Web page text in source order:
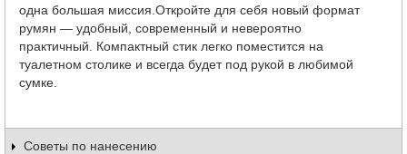
одна большая миссия.Откройте для себя новый формат
румян — удобный, современный и невероятно
практичный. Компактный стик легко поместится на
туалетном столике и всегда будет под рукой в любимой
сумке.
Советы по нанесению